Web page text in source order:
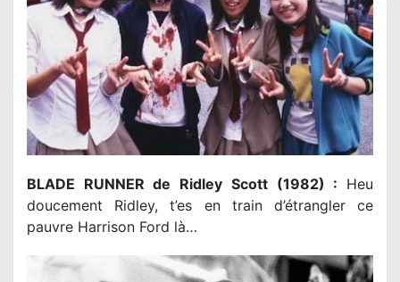
BLADE RUNNER de Ridley Scott (1982) : Heu
doucement Ridley, t’es en train d’étrangler ce
pauvre Harrison Ford là…